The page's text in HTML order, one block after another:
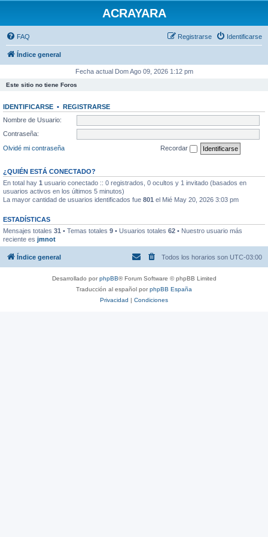
ACRAYARA
FAQ Identificarse
Registrarse
Índice general
Fecha actual Dom Ago 09, 2026 1:12 pm
Este sitio no tiene Foros
IDENTIFICARSE • REGISTRARSE
Nombre de Usuario:
Contraseña:
Olvidé mi contraseña
Recordar
¿QUIÉN ESTÁ CONECTADO?
En total hay 1 usuario conectado :: 0 registrados, 0 ocultos y 1 invitado (basados en
usuarios activos en los últimos 5 minutos)
La mayor cantidad de usuarios identificados fue 801 el Mié May 20, 2026 3:03 pm
ESTADÍSTICAS
Mensajes totales 31 • Temas totales 9 • Usuarios totales 62 • Nuestro usuario más
reciente es jmnot
Índice general Todos los horarios son UTC-03:00
Desarrollado porphpBB® Forum Software © phpBB Limited
Traducción al español porphpBB España
Privacidad | Condiciones